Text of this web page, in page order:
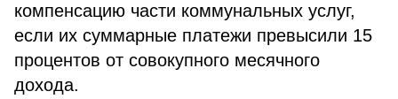
компенсацию части коммунальных услуг,
если их суммарные платежи превысили 15
процентов от совокупного месячного
дохода.